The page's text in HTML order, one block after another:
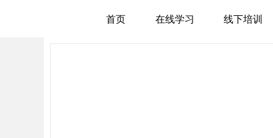
首页 在线学习 线下培训